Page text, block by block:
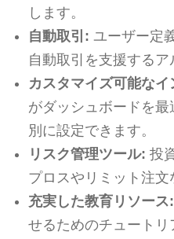
します。
自動取引: ユーザー定
自動取引を支援するア
カスタマイズ可能な
がダッシュボードを
別に設定できます。
リスク管理ツール: 投
プロスやリミット注文
充実した教育リソース:
せるためのチュートリ